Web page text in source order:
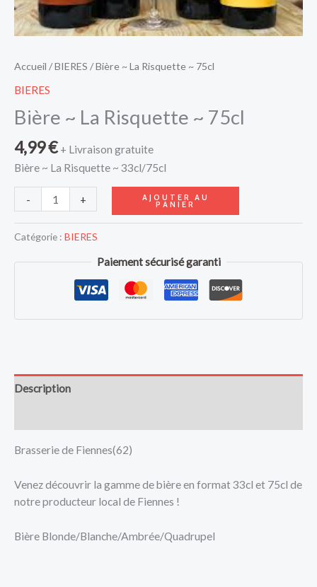
Accueil /BIERES / Bière ~ La Risquette ~ 75cl
BIERES
Bière ~ La Risquette ~ 75cl
4,99€ + Livraison gratuite
Bière ~ La Risquette ~ 33cl/75cl
- + AJOUTER AU
PANIER
Catégorie : BIERES
Paiement sécurisé garanti
Description
Brasserie de Fiennes(62)
Venez découvrir la gamme de bière en format 33cl et 75cl de
notre producteur local de Fiennes !
Bière Blonde/Blanche/Ambrée/Quadrupel